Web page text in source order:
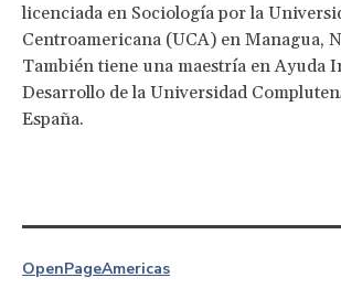
licenciada en Sociología por la
Centroamericana (UCA) en Managua,
También tiene una maestría en Ayuda
Desarrollo de la Universidad
España.
OpenPageAmericas